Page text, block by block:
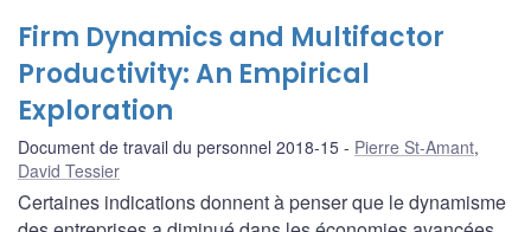
Firm Dynamics and Multifactor
Productivity: An Empirical
Exploration
Document de travail du personnel 2018-15 Pierre St-Amant,
David Tessier
Certaines indications donnent à penser que le dynamisme